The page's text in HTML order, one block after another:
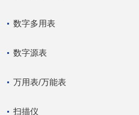
数字多用表
数字源表
万用表/万能表
扫描仪